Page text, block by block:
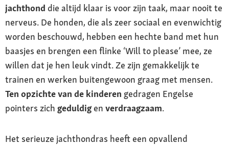
jachthond die altijd klaar is voor zijn taak, maar nooit te
nerveus. De honden, die als zeer sociaal en evenwichtig
worden beschouwd, hebben een hechte band met hun
baasjes en brengen een flinke ‘Will to please’ mee, ze
willen dat je hen leuk vindt. Ze zijn gemakkelijk te
trainen en werken buitengewoon graag met mensen.
Ten opzichte van de kinderen gedragen Engelse
pointers zich geduldig en verdraagzaam.
Het serieuze jachthondras heeft een opvallend